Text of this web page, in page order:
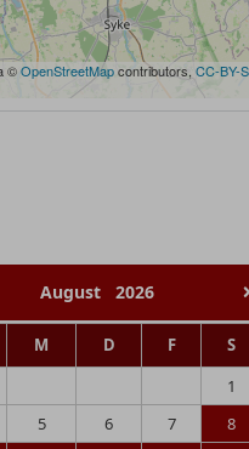
©OpenStreetMapcontributors, CC-BY-
August 2026
M D F S
1
5 6 7 8